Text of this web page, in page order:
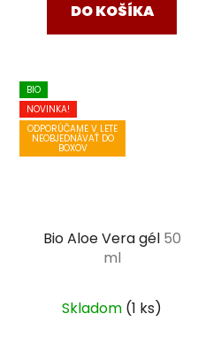
DO KOŠÍKA
BIO
NOVINKA!
ODPORÚČAME V LETE
NEOBJEDNÁVAŤ DO
BOXOV
Bio Aloe Vera gél 50
ml
Skladom (1 ks)